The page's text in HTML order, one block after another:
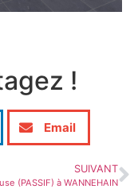
!
Email
SUIVANT
(PASSIF) à WANNEHAIN